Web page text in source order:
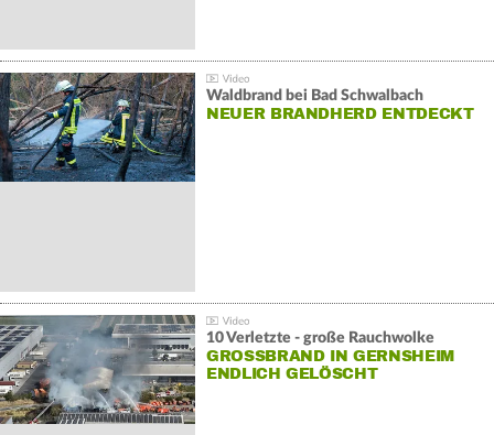
Waldbrand bei Bad Schwalbach
NEUER BRANDHERD ENTDECKT
10 Verletzte - große Rauchwolke
GROSSBRAND IN GERNSHEIM E
NDLICH GELÖSCHT